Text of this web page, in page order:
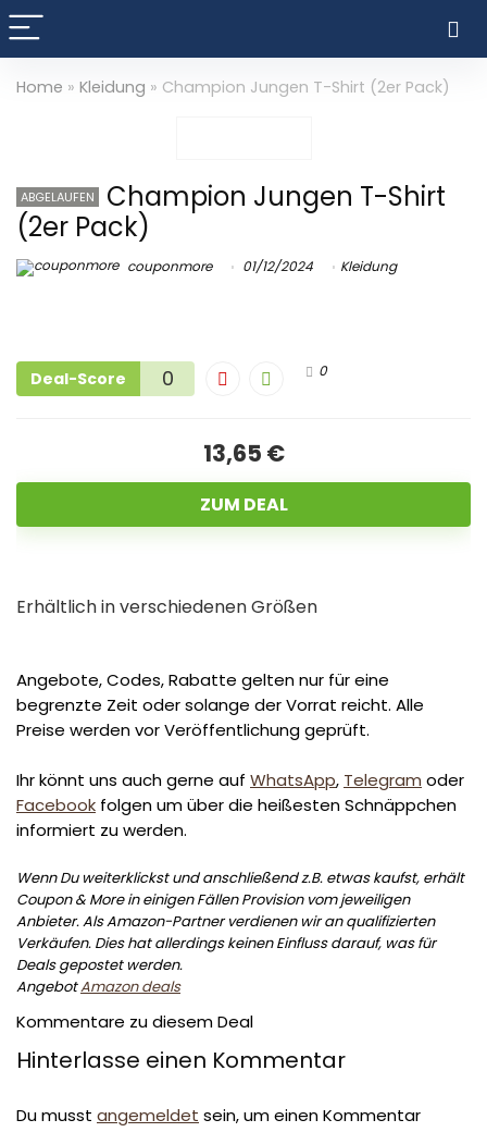
Home » Kleidung » Champion Jungen T-Shirt (2er Pack)
ABGELAUFEN
Champion Jungen T-Shirt
(2er Pack)
couponmore 01/12/2024 Kleidung
Deal-Score 0 0
13,65 €
ZUM DEAL
Erhältlich in verschiedenen Größen
Angebote, Codes, Rabatte gelten nur für eine
begrenzte Zeit oder solange der Vorrat reicht. Alle
Preise werden vor Veröffentlichung geprüft.
Ihr könnt uns auch gerne auf WhatsApp, Telegram oder
Facebook folgen um über die heißesten Schnäppchen
informiert zu werden.
Wenn Du weiterklickst und anschließend z.B. etwas kaufst, erhält
Coupon & More in einigen Fällen Provision vom jeweiligen
Anbieter. Als Amazon-Partner verdienen wir an qualifizierten
Verkäufen. Dies hat allerdings keinen Einfluss darauf, was für
Deals gepostet werden.
AngebotAmazon deals
Kommentare zu diesem Deal
Hinterlasse einen Kommentar
Du musst angemeldet sein, um einen Kommentar